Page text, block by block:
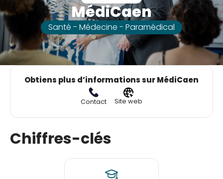
MédiCaen
Santé - Médecine - Paramédical
Obtiens plus d’informations sur MédiCaen
Contact Site web
Chiffres-clés